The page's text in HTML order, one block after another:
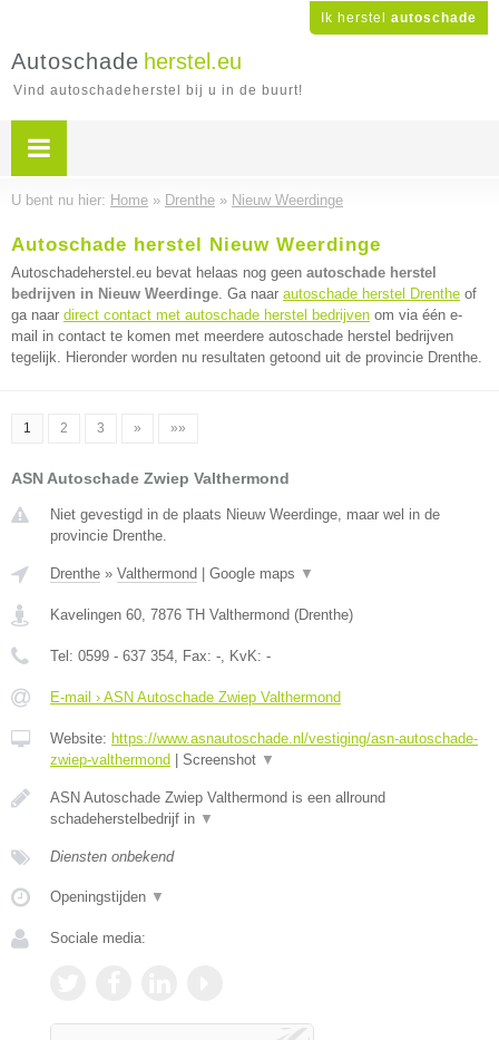
Ik herstel autoschade
Autoschade herstel.eu
Vind autoschadeherstel bij u in de buurt!
U bent nu hier: Home » Drenthe » Nieuw Weerdinge
Autoschade herstel Nieuw Weerdinge
Autoschadeherstel.eu bevat helaas nog geen autoschade herstel
bedrijven in Nieuw Weerdinge. Ga naar autoschade herstel Drenthe of
ga naar direct contact met autoschade herstel bedrijven om via één e-
mail in contact te komen met meerdere autoschade herstel bedrijven
tegelijk. Hieronder worden nu resultaten getoond uit de provincie Drenthe.
1 2 3 » »»
ASN Autoschade Zwiep Valthermond
Niet gevestigd in de plaats Nieuw Weerdinge, maar wel in de
provincie Drenthe.
Drenthe » Valthermond Google maps ▼
Kavelingen 60, 7876 TH Valthermond (Drenthe)
Tel: 0599 - 637 354, Fax: -, KvK: -
E-mail › ASN Autoschade Zwiep Valthermond
Website: https://www.asnautoschade.nl/vestiging/asn-autoschade-
zwiep-valthermond
Screenshot ▼
ASN Autoschade Zwiep Valthermond is een allround
schadeherstelbedrijf in ▼
Diensten onbekend
Openingstijden ▼
Sociale media: